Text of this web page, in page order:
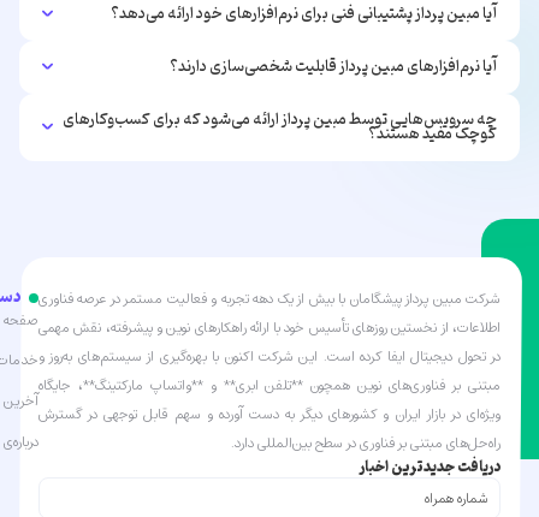
آیا مبین پرداز پشتیبانی فنی برای نرم‌افزارهای خود ارائه می‌دهد؟
آیا نرم‌افزارهای مبین پرداز قابلیت شخصی‌سازی دارند؟
چه سرویس‌هایی توسط مبین پرداز ارائه می‌شود که برای کسب‌وکارهای
کوچک مفید هستند؟
شرکت مبین پرداز پیشگامان با بیش از یک دهه تجربه و فعالیت مستمر در عرصه فناوری
اطلاعات، از نخستین روزهای تأسیس خود با ارائه راهکارهای نوین و پیشرفته، نقش مهمی
در تحول دیجیتال ایفا کرده است. این شرکت اکنون با بهره‌گیری از سیستم‌های به‌روز و
مبتنی بر فناوری‌های نوین همچون **تلفن ابری** و **واتساپ مارکتینگ**، جایگاه
ویژه‌ای در بازار ایران و کشورهای دیگر به دست آورده و سهم قابل توجهی در گسترش
راه‌حل‌های مبتنی بر فناوری در سطح بین‌المللی دارد.
صفحه
آخرین
دریافت جدیدترین اخبار
شمارههمراه(Required)